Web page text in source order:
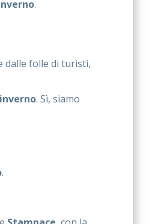
.
dalle folle di turisti,
. Sì, siamo
.